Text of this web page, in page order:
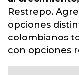
Restrepo.
opciones
colombianos
con opciones